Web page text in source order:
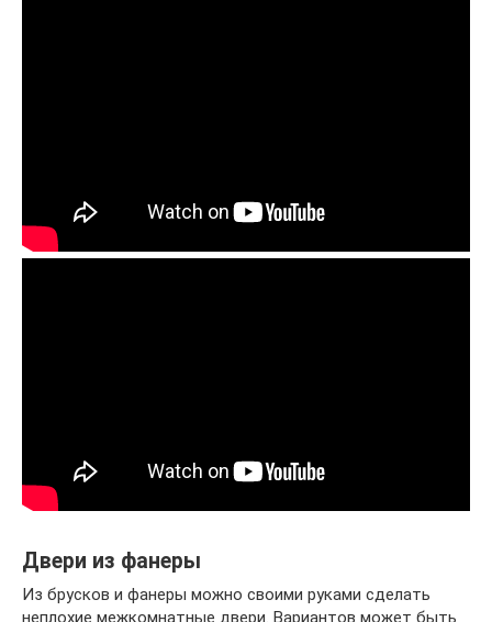
Двери из фанеры
Из брусков и фанеры можно своими руками сделать
неплохие межкомнатные двери. Вариантов может быть